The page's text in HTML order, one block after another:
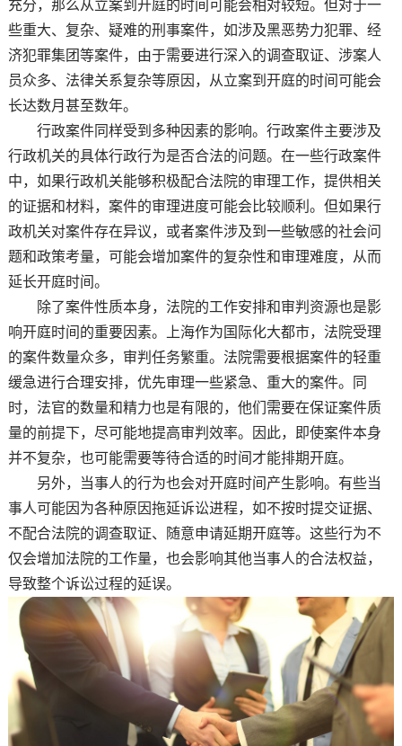
充分，那么从立案到开庭的时间可能会相对较短。但对于一
些重大、复杂、疑难的刑事案件，如涉及黑恶势力犯罪、经
济犯罪集团等案件，由于需要进行深入的调查取证、涉案人
员众多、法律关系复杂等原因，从立案到开庭的时间可能会
长达数月甚至数年。
行政案件同样受到多种因素的影响。行政案件主要涉及
行政机关的具体行政行为是否合法的问题。在一些行政案件
中，如果行政机关能够积极配合法院的审理工作，提供相关
的证据和材料，案件的审理进度可能会比较顺利。但如果行
政机关对案件存在异议，或者案件涉及到一些敏感的社会问
题和政策考量，可能会增加案件的复杂性和审理难度，从而
延长开庭时间。
除了案件性质本身，法院的工作安排和审判资源也是影
响开庭时间的重要因素。上海作为国际化大都市，法院受理
的案件数量众多，审判任务繁重。法院需要根据案件的轻重
缓急进行合理安排，优先审理一些紧急、重大的案件。同
时，法官的数量和精力也是有限的，他们需要在保证案件质
量的前提下，尽可能地提高审判效率。因此，即使案件本身
并不复杂，也可能需要等待合适的时间才能排期开庭。
另外，当事人的行为也会对开庭时间产生影响。有些当
事人可能因为各种原因拖延诉讼进程，如不按时提交证据、
不配合法院的调查取证、随意申请延期开庭等。这些行为不
仅会增加法院的工作量，也会影响其他当事人的合法权益，
导致整个诉讼过程的延误。